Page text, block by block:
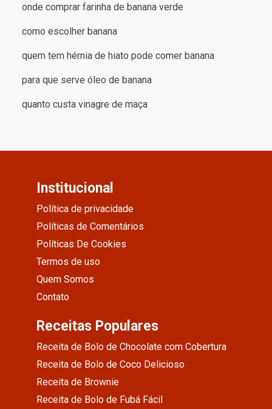
onde comprar farinha de banana verde
como escolher banana
quem tem hérnia de hiato pode comer banana
para que serve óleo de banana
quanto custa vinagre de maça
Institucional
Política de privacidade
Políticas de Comentários
Políticas De Cookies
Termos de uso
Quem Somos
Contato
Receitas Populares
Receita de Bolo de Chocolate com Cobertura
Receita de Bolo de Coco Delicioso
Receita de Brownie
Receita de Bolo de Fubá Fácil